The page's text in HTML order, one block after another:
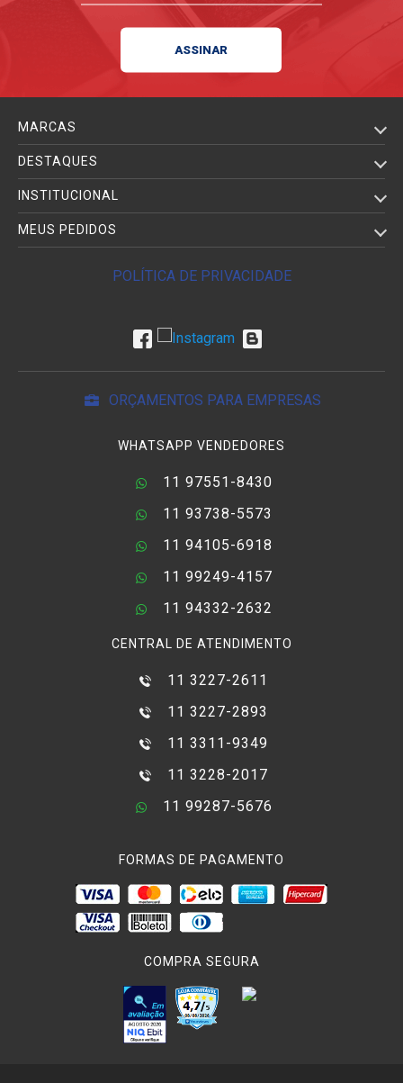
MARCAS
DESTAQUES
INSTITUCIONAL
MEUS PEDIDOS
POLÍTICA DE PRIVACIDADE
ORÇAMENTOS PARA EMPRESAS
WHATSAPP VENDEDORES
11 97551-8430
11 93738-5573
11 94105-6918
11 99249-4157
11 94332-2632
CENTRAL DE ATENDIMENTO
11 3227-2611
11 3227-2893
11 3311-9349
11 3228-2017
11 99287-5676
FORMAS DE PAGAMENTO
COMPRA SEGURA